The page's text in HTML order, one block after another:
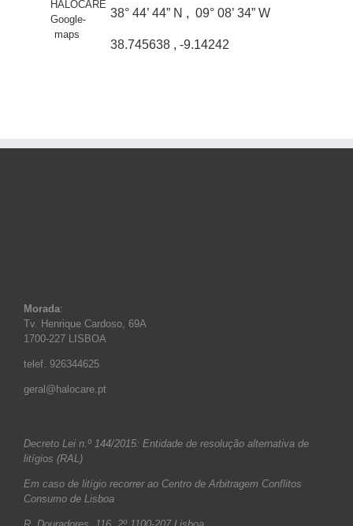
38° 44’ 44” N , 09° 08’ 34” W
38.745638 , -9.14242
Morada:
Tv. Henrique Cardoso, 69A
1700-227 LISBOA
telef. 926344625
geral@halocare.pt
Decreto Lei n.º 144/2015: Entidade de resolução alternativa de
litígios (RAL)
Em caso de litígio recorrer ao Centro de Arbitragem Conflitos
Consumo de Lisboa